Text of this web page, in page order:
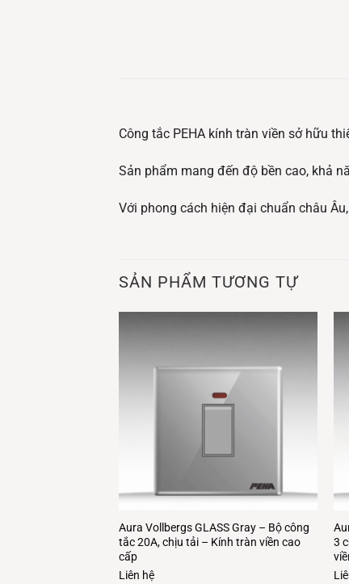
Công tắc PEHA kính tràn viền sở hữu
Sản phẩm mang đến độ bền cao, khả
Với phong cách hiện đại chuẩn châu
SẢN PHẨM TƯƠNG TỰ
Aura Vollbergs GLASS Gray – Bộ công
tắc 20A, chịu tải – Kính tràn viền cao
cấp
Liên hệ
3